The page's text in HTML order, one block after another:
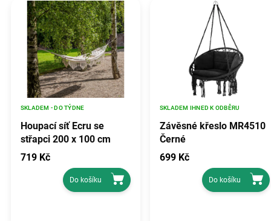
Houpací síť Ecru se
střapci 200 x 100 cm
PATIO
SKLADEM - DO TÝDNE
719 Kč
Do košíku
Závěsné křeslo MR4510
Černé
SKLADEM IHNED K ODBĚRU
699 Kč
Do košíku